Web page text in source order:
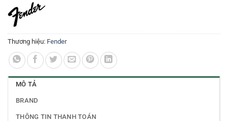
Thương hiệu: Fender
MÔ TẢ
BRAND
THÔNG TIN THANH TOÁN